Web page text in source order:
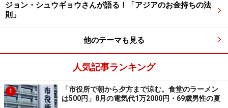
56歳・資産1億2500万円男性が投資で痛感
していることは？
運用の工夫が見える投稿者。一方で後悔や失敗もあると
「もっと早い時期に運用を開始すべきだったと痛感しま
ジョン・シュウギョウさんが語る！「アジアのお金持ちの法
則」
他のテーマも見る
人気記事ランキング
1
「市役所で朝から夕方まで涼む。食堂のラーメン
は500円」8月の電気代1万2000円・69歳男性の夏